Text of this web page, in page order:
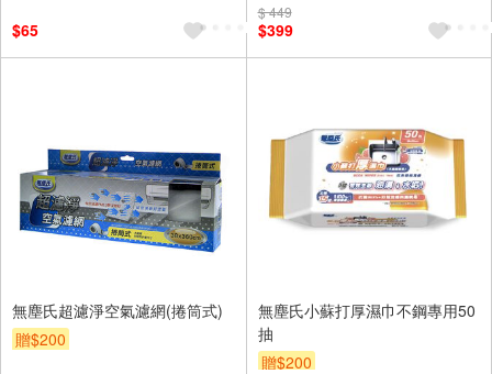
$65
$ 449
$399
無塵氏超濾淨空氣濾網(捲筒式)
贈$200
無塵氏小蘇打厚濕巾不鋼專用50
抽
贈$200